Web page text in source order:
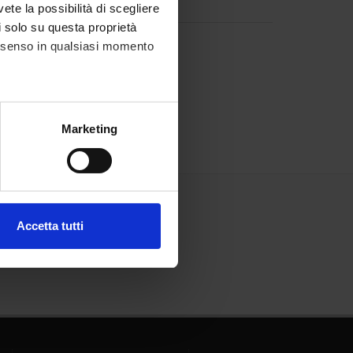
la possibilità di scegliere
su questa proprietà
in qualsiasi momento
metro,Marketing
Accetta tutti